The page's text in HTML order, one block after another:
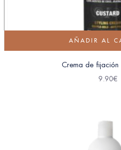
AÑADIR AL
Crema de fijación
9.90€